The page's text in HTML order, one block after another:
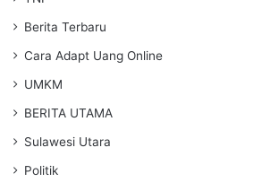
Berita Terbaru
Cara Adapt Uang Online
UMKM
BERITA UTAMA
Sulawesi Utara
Politik